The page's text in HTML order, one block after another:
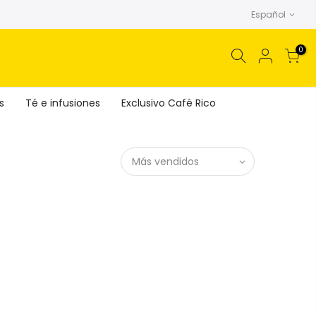
Español
0
Té e infusiones Exclusivo Café Rico
Más vendidos